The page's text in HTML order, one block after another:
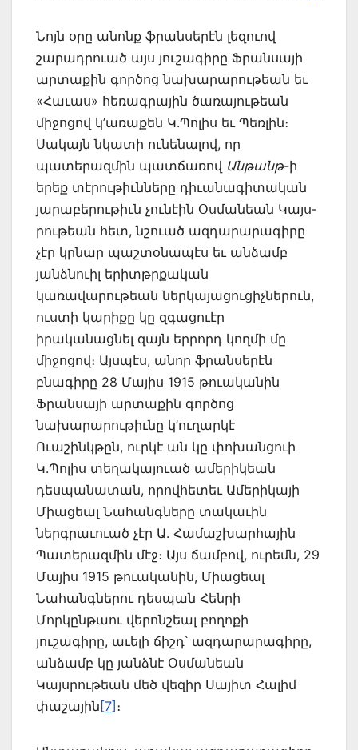
Նոյն օրը անոնք ֆրանսերէն լեզուով
շարադրուած այս յուշագիրը Ֆրանսայի
արտաքին գործոց նախարարութեան եւ
«Հաւաս» հեռագրային ծառայութեան
միջոցով կ’առա­քեն Կ.Պոլիս եւ Պեռլին։
Սակայն նկատի ունենալով, որ
պատերազմին պատճառով Անթան­թ-ի
երեք տէրութիւնները դիւանագիտական
յարաբերութիւն չունէին Օսման­եան Կայս­
րութեան հետ, նշուած ազդարարագիրը
չէր կրնար պաշտօնապէս եւ անձամբ
յանձնուիլ երիտթրքական
կառավարութեան ներկայացուցիչներուն,
ուստի կարիքը կը զգացուէր
իրականացնել զայն երրորդ կողմի մը
միջոցով։ Այսպէս, անոր ֆրանսերէն
բնագիրը 28 Մայիս 1915 թուականին
Ֆրանսայի արտաքին գործոց
նախարարութիւնը կ’ուղարկէ
Ուաշինկթըն, ուրկէ ան կը փոխանցուի
Կ.Պոլիս տեղակայուած ամերիկեան
դեսպանա­տան, որովհետեւ Ամերիկայի
Միացեալ Նահանգները տակաւին
ներգրա­ւուած չէր Ա. Հա­մաշ­խարհային
Պատերազմին մէջ։ Այս ճամբով, ուրեմն, 29
Մայիս 1915 թուականին, Միացեալ
Նահանգներու դեսպան Հենրի
Մորկընթաու վերոնշեալ բողոքի
յուշագիրը, աւելի ճիշդ՝ ազդա­րարագիրը,
ան­ձամբ կը յանձնէ Օսմանեան
Կայսրութեան մեծ վեզիր Սայիտ Հալիմ
փաշային [7] ։